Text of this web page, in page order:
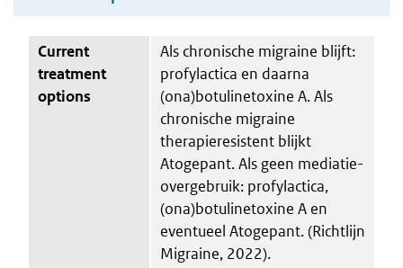
Current
treatment
options
Als chronische migraine blijft:
profylactica en daarna
(ona)botulinetoxine A. Als
chronische migraine
therapieresistent blijkt
Atogepant. Als geen mediatie-
overgebruik: profylactica,
(ona)botulinetoxine A en
eventueel Atogepant. (Richtlijn
Migraine, 2022).